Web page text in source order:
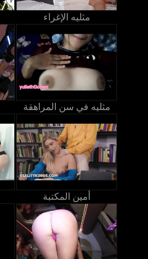
مثليه الإغراء
مثليه في سن المراهقة
أمين المكتبة